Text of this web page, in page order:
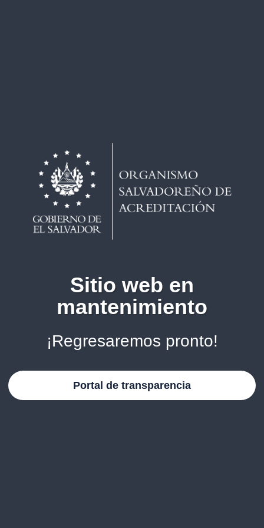
Sitio web en
mantenimiento
¡Regresaremos pronto!
Portal de transparencia